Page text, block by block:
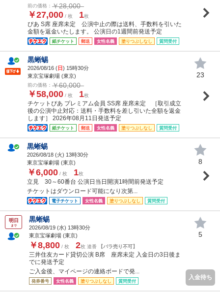
前の価格： ￥28,000
￥27,000 / 枚 1枚
ぴあ S席 座席未定 公演中止の際は送料、手数料を引いた
金額を返金いたします。 公演日の1週間前発送予定
紙チケット 郵送 女性名義 塗りつぶしなし 質問受付
黒蜥蜴
2026/08/16 (日) 15時30分
東京宝塚劇場 (東京)
前の価格： ￥60,000
￥58,000 / 枚 1枚
チケットぴあ プレミアム会員 SS席 座席未定 ［取引成立
後の公演中止対応：送料・手数料を差し引いた全額を返金
します］ 2026年08月11日発送予定
紙チケット 郵送 女性名義 塗りつぶしなし 質問受付
23
黒蜥蜴
2026/08/18 (火) 13時30分
東京宝塚劇場 (東京)
￥6,000 / 枚 1枚
立見 30～60番台 公演日当日開演1時間前発送予定
チケットはダウンロード可能になり次第...
電子チケット 女性名義 塗りつぶしなし 質問受付
8
明日
まで
黒蜥蜴
2026/08/19 (水) 13時30分
東京宝塚劇場 (東京)
￥8,800 / 枚 2枚 連番 【バラ売り不可】
三井住友カード貸切公演 B席 座席未定 入金日の3日後ま
でに発送予定
ご入金後、マイページの連絡ボードで発...
発券番号 女性名義 塗りつぶしなし 質問受付
5
入金待ち